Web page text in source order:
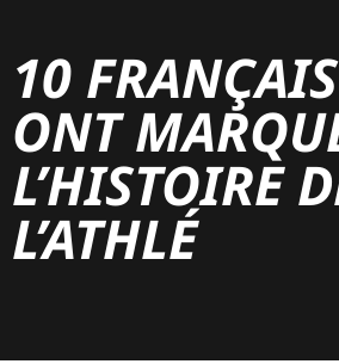
10
ONT
L’HISTOIRE
L’ATHLÉ